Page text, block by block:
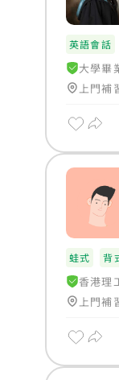
英語會話
大學畢
上門補
蛙式 背
香港理
上門補